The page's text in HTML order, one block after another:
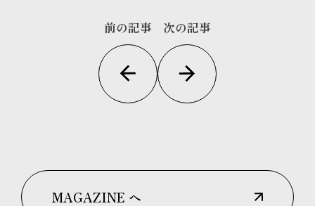
前の記事 次の記事
MAGAZINE へ